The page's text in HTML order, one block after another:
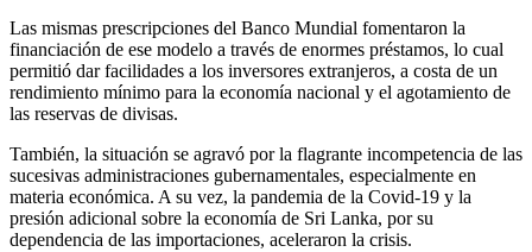
Las mismas prescripciones del Banco Mundial fomentaron la
financiación de ese modelo a través de enormes préstamos, lo cual
permitió dar facilidades a los inversores extranjeros, a costa de un
rendimiento mínimo para la economía nacional y el agotamiento de
las reservas de divisas.
También, la situación se agravó por la flagrante incompetencia de las
sucesivas administraciones gubernamentales, especialmente en
materia económica. A su vez, la pandemia de la Covid-19 y la
presión adicional sobre la economía de Sri Lanka, por su
dependencia de las importaciones, aceleraron la crisis.